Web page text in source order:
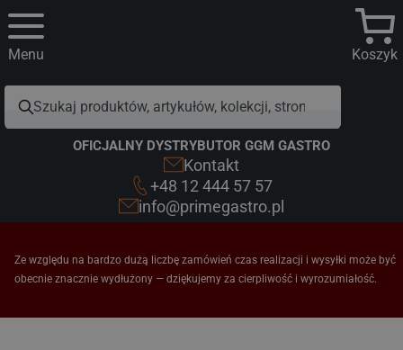
Koszyk
Menu
OFICJALNY DYSTRYBUTOR GGM GASTRO
Kontakt
+48 12 444 57 57
info@primegastro.pl
Ze względu na bardzo dużą liczbę zamówień czas realizacji i wysyłki może być
obecnie znacznie wydłużony — dziękujemy za cierpliwość i wyrozumiałość.